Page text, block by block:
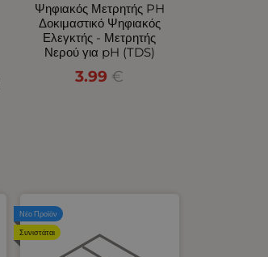
Ψηφιακός Μετρητής PH
Δοκιμαστικό Ψηφιακός
Ελεγκτής - Μετρητής
Νερού για pH (TDS)
3.99 €
Νέο Προϊόν
Συνιστάται